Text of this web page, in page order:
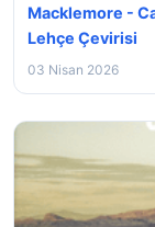
Macklemore -
Lehçe Çevirisi
03 Nisan 2026